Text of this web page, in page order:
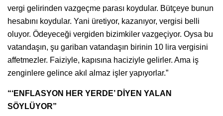
vergi gelirinden vazgeçme parası koydular. Bütçeye bunun
hesabını koydular. Yani üretiyor, kazanıyor, vergisi belli
oluyor. Ödeyeceği vergiden bizimkiler vazgeçiyor. Oysa bu
vatandaşın, şu gariban vatandaşın birinin 10 lira vergisini
affetmezler. Faiziyle, kapısına haciziyle gelirler. Ama iş
zenginlere gelince akıl almaz işler yapıyorlar.”
“‘ENFLASYON HER YERDE’ DİYEN YALAN
SÖYLÜYOR”